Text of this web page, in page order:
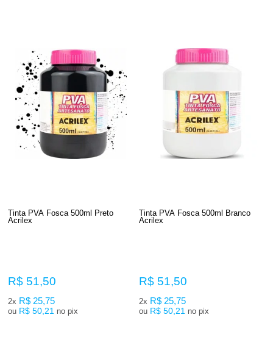
Tinta PVA Fosca 500ml Preto
Acrilex
R$ 51,50
2x R$ 25,75
ou R$ 50,21 no pix
Tinta PVA Fosca 500ml Branco
Acrilex
R$ 51,50
2x R$ 25,75
ou R$ 50,21 no pix